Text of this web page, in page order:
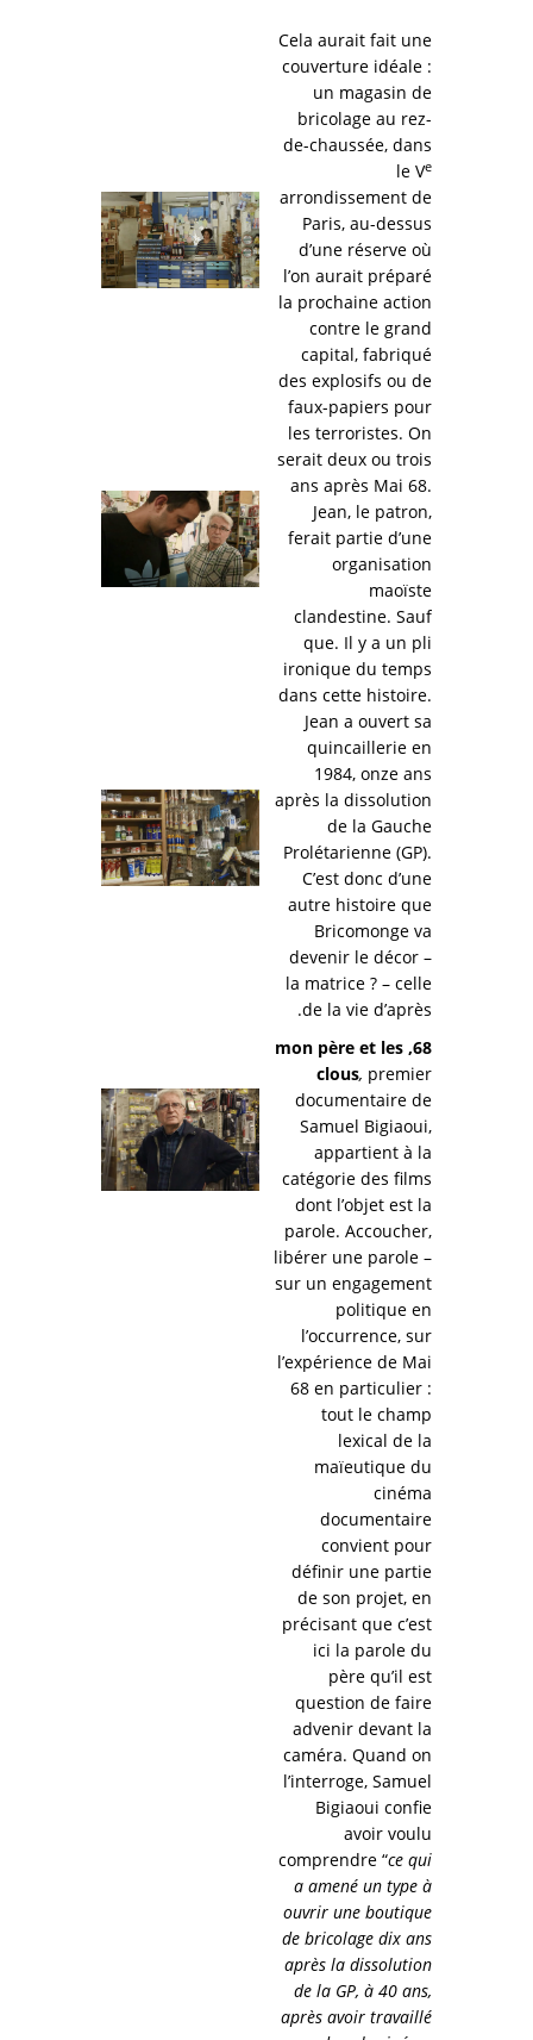
Cela aurait fait une
couverture idéale :
un magasin de
bricolage au rez-
de-chaussée, dans
le Ve
arrondissement de
Paris, au-dessus
d’une réserve où
l’on aurait préparé
la prochaine action
contre le grand
capital, fabriqué
des explosifs ou de
faux-papiers pour
les terroristes. On
serait deux ou trois
ans après Mai 68.
Jean, le patron,
ferait partie d’une
organisation
maoïste
clandestine. Sauf
que. Il y a un pli
ironique du temps
dans cette histoire.
Jean a ouvert sa
quincaillerie en
1984, onze ans
après la dissolution
de la Gauche
Prolétarienne (GP).
C’est donc d’une
autre histoire que
Bricomonge va
devenir le décor –
la matrice ? – celle
de la vie d’après.
68, mon père et les
clous, premier
documentaire de
Samuel Bigiaoui,
appartient à la
catégorie des films
dont l’objet est la
parole. Accoucher,
libérer une parole –
sur un engagement
politique en
l’occurrence, sur
l’expérience de Mai
68 en particulier :
tout le champ
lexical de la
maïeutique du
cinéma
documentaire
convient pour
définir une partie
de son projet, en
précisant que c’est
ici la parole du
père qu’il est
question de faire
advenir devant la
caméra. Quand on
l’interroge, Samuel
Bigiaoui confie
avoir voulu
comprendre “ce qui
a amené un type à
ouvrir une boutique
de bricolage dix ans
après la dissolution
de la GP, à 40 ans,
après avoir travaillé